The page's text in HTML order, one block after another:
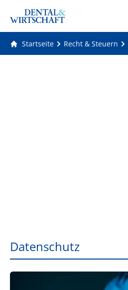
Startseite Recht & Steuern
Datenschutz